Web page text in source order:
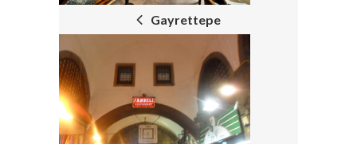
Gayrettepe